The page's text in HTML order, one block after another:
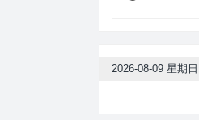
2026-08-09 星期日